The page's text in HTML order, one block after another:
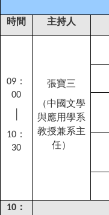
時間 主持人
09 ：
00
10 ：
30
張寶三
（中國文學
與應用學系
教授兼系主
任）
10 ：